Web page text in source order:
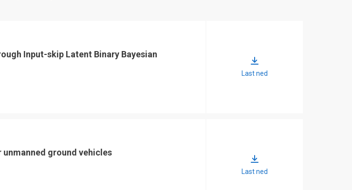
Input-skip Latent Binary Bayesian
Last ned
ground vehicles
Last ned